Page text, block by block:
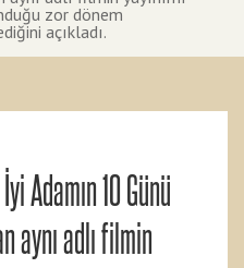
zor dönem
açıkladı.
Adamın 10 Günü
aynı adlı filmin